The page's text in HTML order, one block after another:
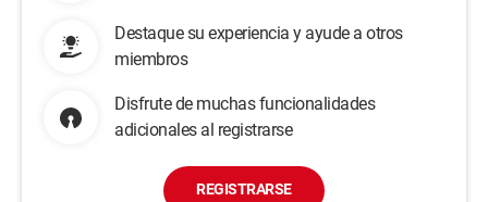
Destaque su experiencia y ayude a otros
miembros
Disfrute de muchas funcionalidades
adicionales al registrarse
REGISTRARSE